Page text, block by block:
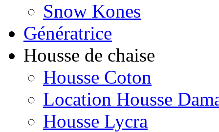
Snow Kones
Génératrice
Housse de chaise
Housse Coton
Location Housse
Housse Lycra